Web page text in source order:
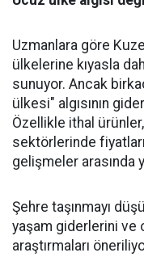
Uzmanlara göre
ülkelerine kıyasla
sunuyor. Ancak
ülkesi" algısının
Özellikle ithal
sektörlerinde
gelişmeler arasında
Şehre taşınmayı
yaşam giderlerini ve
araştırmaları